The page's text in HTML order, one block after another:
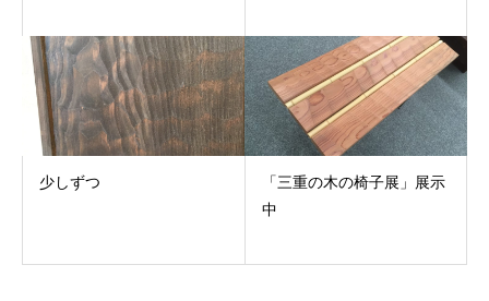
少しずつ
「三重の木の椅子展」展示
中